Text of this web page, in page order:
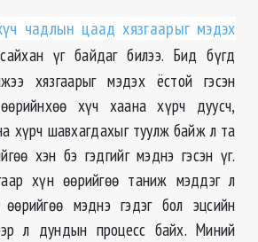
чадлын цаад хязгаарыг мэдэх
үг байдаг билээ. Бид бүгд
хязгаарыг мэдэх ёстой гэсэн
хүч хаана хүрч дуусч,
хүрч шавхагдахыг туулж байж л та
хэн бэ гэдгийг мэднэ гэсэн үг.
хүн өөрийгөө таниж мэддэг л
мэднэ гэдэг бол эцсийн
л дундын процесс байх. Миний